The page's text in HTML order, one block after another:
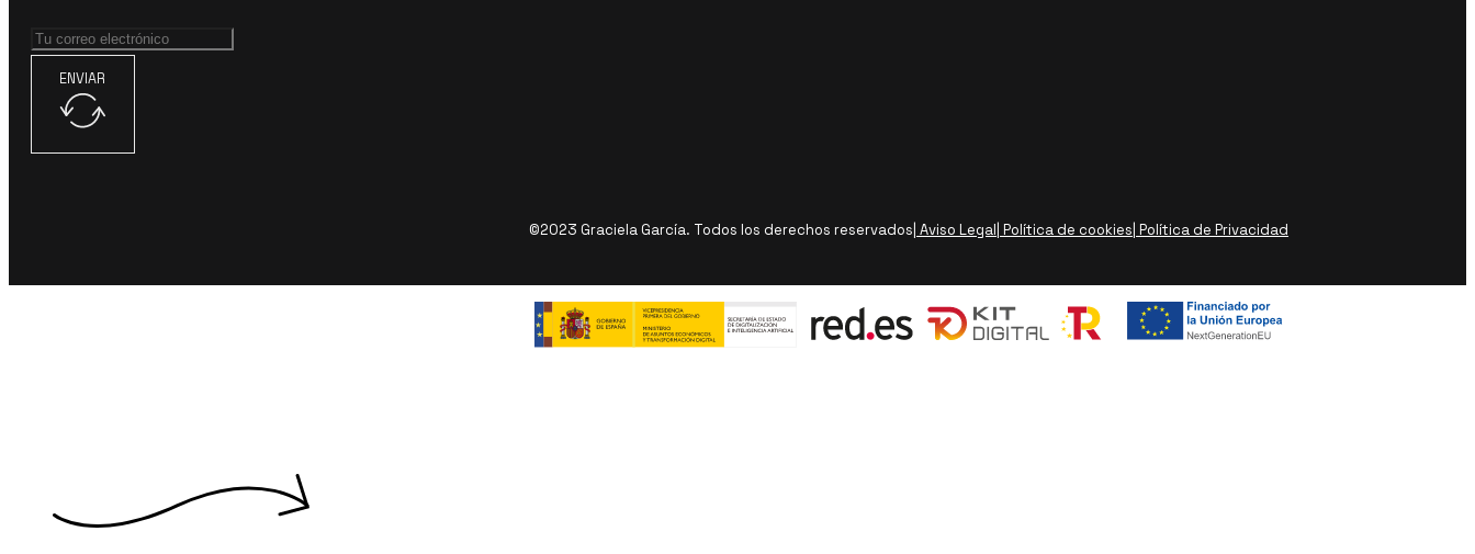
ENVIAR
©2023 Graciela García. Todos los derechos reservados | Aviso Legal | Política de cookies | Política de Privacidad